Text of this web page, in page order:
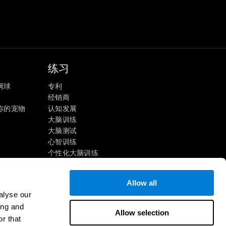
our
and
that
Allow all
Allow selection
球
的宠物
练习
专利
经销商
认知发展
大脑训练
大脑测试
心智训练
个性化大脑训练
天才儿童